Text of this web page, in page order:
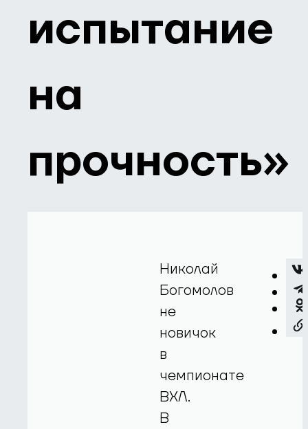
испытание
на
прочность»
Николай
Богомолов
не
новичок
в
чемпионате
ВХЛ.
В